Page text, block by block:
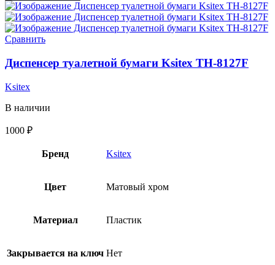
Сравнить
Диспенсер туалетной бумаги Ksitex TH-8127F
Ksitex
В наличии
1000 ₽
Бренд Ksitex
Цвет Матовый хром
Материал Пластик
Закрывается на ключ Нет